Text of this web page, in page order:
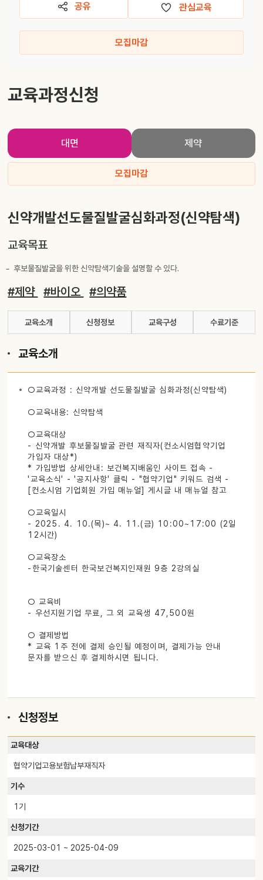
교육과정신청
대면 제약
모집마감
신약개발선도물질발굴심화과정(신약탐색)
교육목표
후보물질발굴을 위한 신약탐색기술을 설명할 수 있다.
#제약 #바이오 #의약품
교육소개 신청정보 교육구성 수료기준
교육소개
○교육과정 : 신약개발 선도물질발굴 심화과정(신약탐색)
○교육내용: 신약탐색
○교육대상
- 신약개발 후보물질발굴 관련 재직자(컨소시엄협약기업
가입자 대상*)
* 가입방법 상세안내: 보건복지배움인 사이트 접속 -
'교육소식' - '공지사항' 클릭 - "협약기업" 키워드 검색 -
[컨소시엄 기업회원 가입 매뉴얼] 게시글 내 매뉴얼 참고
○교육일시
- 2025. 4. 10.(목)~ 4. 11.(금) 10:00~17:00 (2일
12시간)
○교육장소
-한국기술센터 한국보건복지인재원 9층 2강의실
○ 교육비
- 우선지원기업 무료, 그 외 교육생 47,500원
○ 결제방법
* 교육 1주 전에 결제 승인될 예정이며, 결제가능 안내
문자를 받으신 후 결제하시면 됩니다.
신청정보
교육대상
협약기업고용보험납부재직자
기수
1기
신청기간
2025-03-01 ~ 2025-04-09
교육기간
공유 관심교육
모집마감